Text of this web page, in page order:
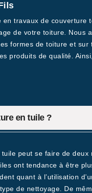
travaux de couverture
de votre toiture. Nous
formes de toiture et
produits de qualité.
en tuile ?
tuile peut se faire de
ont tendance à être
quant à l’utilisation
de nettoyage. De